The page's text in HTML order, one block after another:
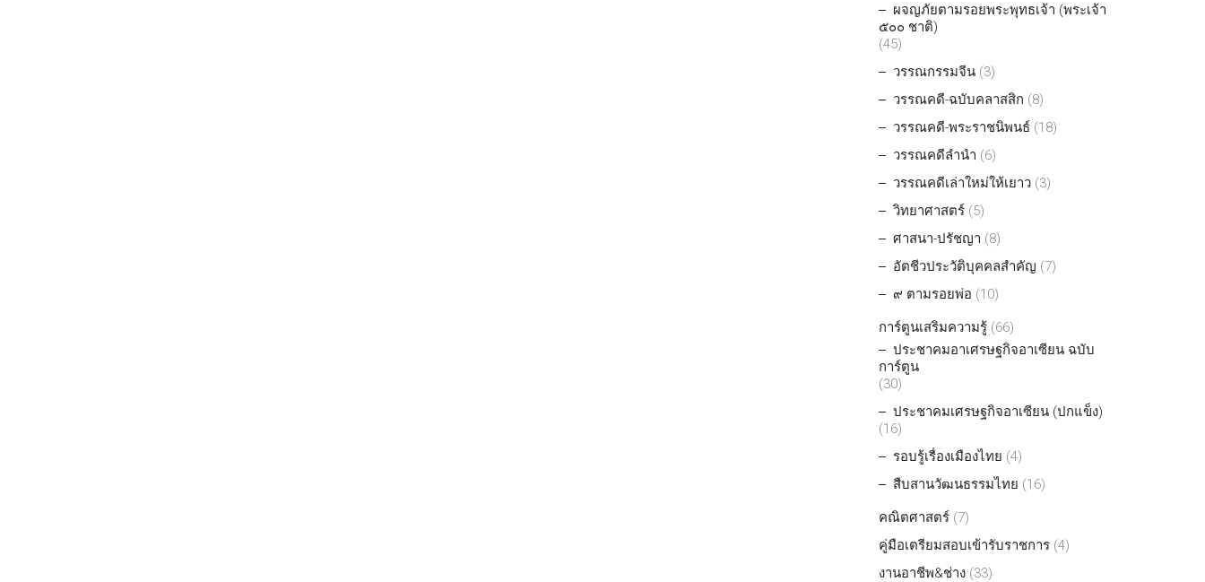
ผจญภัยตามรอยพระพุทธเจ้า (พระเจ้า
๕๐๐ ชาติ)
(45)
วรรณกรรมจีน (3)
วรรณคดี-ฉบับคลาสสิก (8)
วรรณคดี-พระราชนิพนธ์ (18)
วรรณคดีลำนำ (6)
วรรณคดีเล่าใหม่ให้เยาว (3)
วิทยาศาสตร์ (5)
ศาสนา-ปรัชญา (8)
อัตชีวประวัติบุคคลสำคัญ (7)
๙ ตามรอยพ่อ (10)
การ์ตูนเสริมความรู้ (66)
ประชาคมอาเศรษฐกิจอาเซียน ฉบับ
การ์ตูน
(30)
ประชาคมเศรษฐกิจอาเซียน (ปกแข็ง)
(16)
รอบรู้เรื่องเมืองไทย (4)
สืบสานวัฒนธรรมไทย (16)
คณิตศาสตร์ (7)
คู่มือเตรียมสอบเข้ารับราชการ (4)
งานอาชีพ&ช่าง (33)